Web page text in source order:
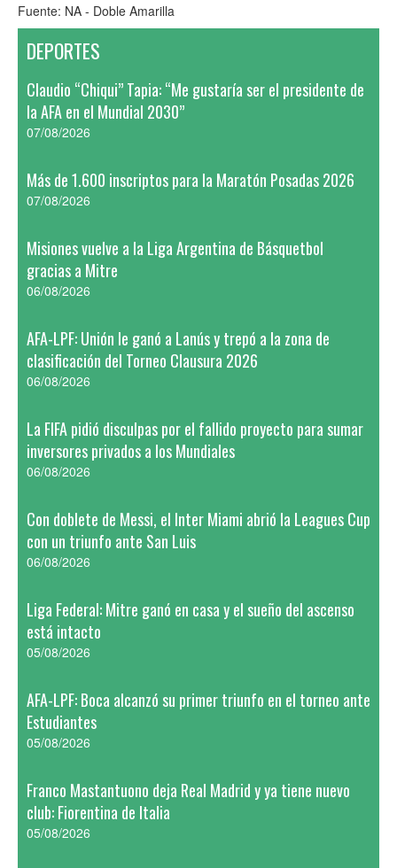
Fuente: NA - Doble Amarilla
DEPORTES
Claudio “Chiqui” Tapia: “Me gustaría ser el presidente de
la AFA en el Mundial 2030”
07/08/2026
Más de 1.600 inscriptos para la Maratón Posadas 2026
07/08/2026
Misiones vuelve a la Liga Argentina de Básquetbol
gracias a Mitre
06/08/2026
AFA-LPF: Unión le ganó a Lanús y trepó a la zona de
clasificación del Torneo Clausura 2026
06/08/2026
La FIFA pidió disculpas por el fallido proyecto para sumar
inversores privados a los Mundiales
06/08/2026
Con doblete de Messi, el Inter Miami abrió la Leagues Cup
con un triunfo ante San Luis
06/08/2026
Liga Federal: Mitre ganó en casa y el sueño del ascenso
está intacto
05/08/2026
AFA-LPF: Boca alcanzó su primer triunfo en el torneo ante
Estudiantes
05/08/2026
Franco Mastantuono deja Real Madrid y ya tiene nuevo
club: Fiorentina de Italia
05/08/2026